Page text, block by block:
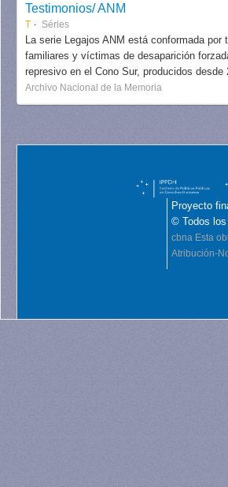
Testimonios/ ANM
T Séries
La serie Legajos ANM está conformada por
familiares y víctimas de desaparición
represivo en el Cono Sur, producidos desde
Archivo Nacional de la Memoria
Proyecto
© Todos los
cbna Esta
Atribución-